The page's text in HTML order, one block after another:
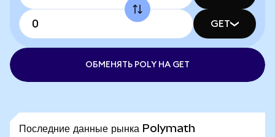
GET
ОБМЕНЯТЬ POLY НА GET
Последние данные рынка Polymath